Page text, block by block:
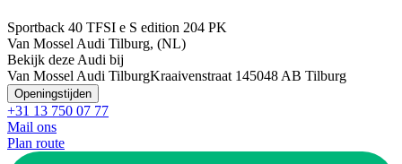
Sportback 40 TFSI e S edition 204 PK
Van Mossel Audi Tilburg, (NL)
Bekijk deze Audi bij
Van Mossel Audi TilburgKraaivenstraat 145048 AB Tilburg
Openingstijden
+31 13 750 07 77
Mail ons
Plan route